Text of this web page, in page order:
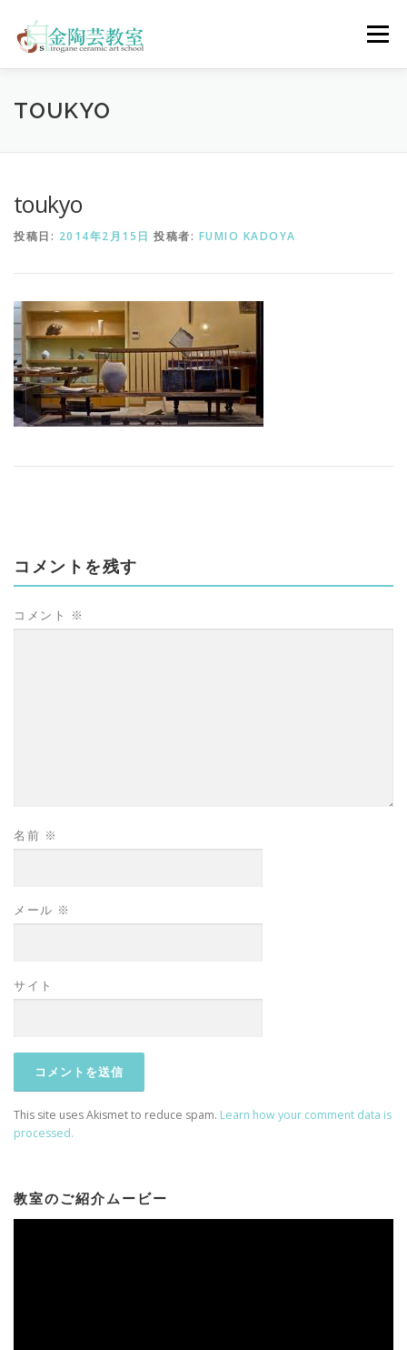
メニュー
陶芸体験コース
ENGLISH
TOUKYO
toukyo
投稿日: 2014年2月15日 投稿者: FUMIO KADOYA
コメントを残す
コメント ※
名前 ※
メール ※
サイト
This site uses Akismet to reduce spam. Learn how your comment data is
processed.
教室のご紹介ムービー